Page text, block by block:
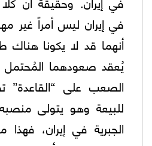
في إيران ليس أمراً غير
أنهما قد لا يكونا هناك
يُعقد صعودهما
الصعب على “القاعدة”
للبيعة وهو يتولى
الجبرية في إيران،